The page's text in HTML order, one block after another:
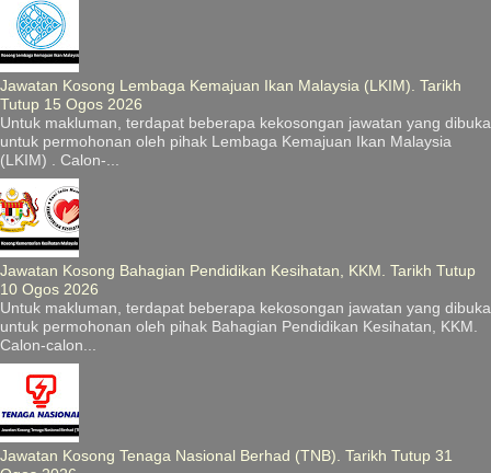
Jawatan Kosong Lembaga Kemajuan Ikan Malaysia (LKIM). Tarikh
Tutup 15 Ogos 2026
Untuk makluman, terdapat beberapa kekosongan jawatan yang dibuka
untuk permohonan oleh pihak Lembaga Kemajuan Ikan Malaysia
(LKIM) . Calon-...
Jawatan Kosong Bahagian Pendidikan Kesihatan, KKM. Tarikh Tutup
10 Ogos 2026
Untuk makluman, terdapat beberapa kekosongan jawatan yang dibuka
untuk permohonan oleh pihak Bahagian Pendidikan Kesihatan, KKM.
Calon-calon...
Jawatan Kosong Tenaga Nasional Berhad (TNB). Tarikh Tutup 31